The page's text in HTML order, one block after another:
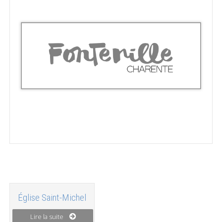
Église Saint-Michel
Lire la suite